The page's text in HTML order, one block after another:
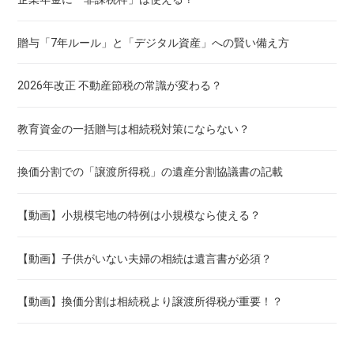
贈与「7年ルール」と「デジタル資産」への賢い備え方
2026年改正 不動産節税の常識が変わる？
教育資金の一括贈与は相続税対策にならない？
換価分割での「譲渡所得税」の遺産分割協議書の記載
【動画】小規模宅地の特例は小規模なら使える？
【動画】子供がいない夫婦の相続は遺言書が必須？
【動画】換価分割は相続税より譲渡所得税が重要！？